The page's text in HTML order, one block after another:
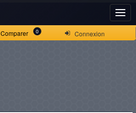
Connexion
Comparer 0